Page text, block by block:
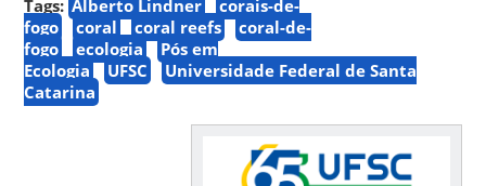
Tags: Alberto Lindner
corais-de-
fogo
coral coral reefs
coral-de-
fogo
ecologia
Pós em
Ecologia
UFSC
Universidade Federal de Santa
Catarina